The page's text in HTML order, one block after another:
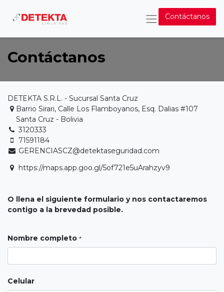
Contáctanos
Contáctanos
DETEKTA S.R.L. - Sucursal Santa Cruz
Barrio Sirari, Calle Los Flamboyanos, Esq. Dalias #107
Santa Cruz - Bolivia
3120333
71591184
GERENCIASCZ@detektaseguridad.com
https://maps.app.goo.gl/5of721e5uArahzyv9
O llena el siguiente formulario y nos contactaremos
contigo a la brevedad posible.
Nombre completo *
Celular